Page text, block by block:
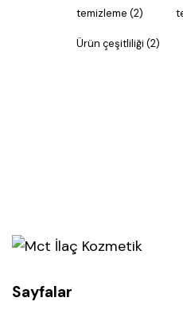
temizleme (2)
Ürün çeşitliliği (2)
Sayfalar